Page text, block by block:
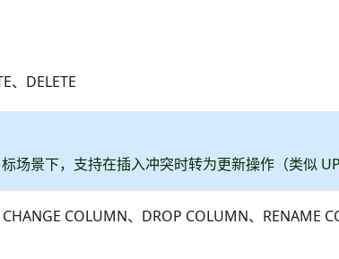
、DELETE
场景下，支持在插入冲突时转为更新操作（类似
COLUMN、DROP COLUMN、RENAME